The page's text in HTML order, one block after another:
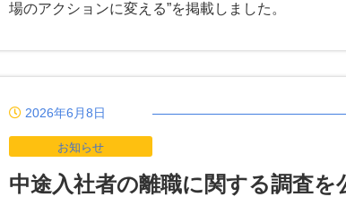
場のアクションに変える”を掲載しました。
2026年6月8日
お知らせ
中途入社者の離職に関する調査を